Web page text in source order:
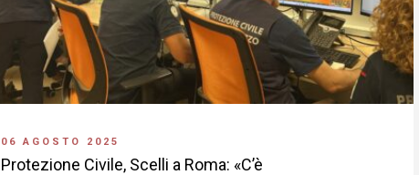
06 AGOSTO 2025
Protezione Civile, Scelli a Roma: «C’è